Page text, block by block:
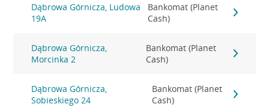
Dąbrowa Górnicza, Ludowa
19A
Bankomat (Planet
Cash)
Dąbrowa Górnicza,
Morcinka 2
Bankomat (Planet
Cash)
Dąbrowa Górnicza,
Sobieskiego 24
Bankomat (Planet
Cash)